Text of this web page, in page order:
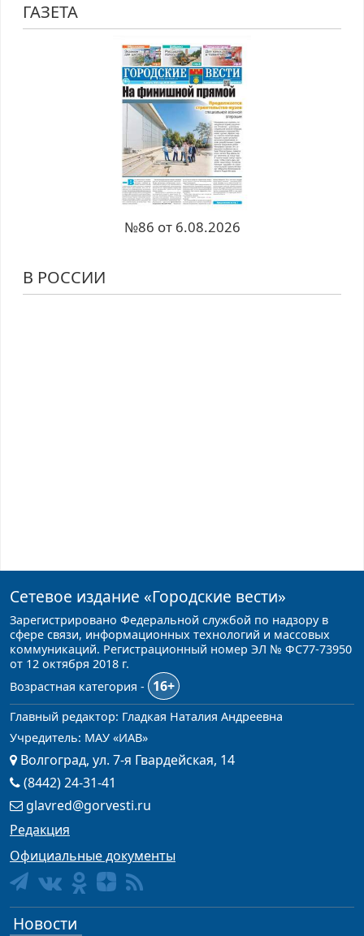
ГАЗЕТА
№86 от 6.08.2026
В РОССИИ
Сетевое издание «Городские вести»
Зарегистрировано Федеральной службой по надзору в
сфере связи, информационных технологий и массовых
коммуникаций. Регистрационный номер ЭЛ № ФС77-73950
от 12 октября 2018 г.
Возрастная категория -
16+
Главный редактор: Гладкая Наталия Андреевна
Учредитель: МАУ «ИАВ»
Волгоград, ул. 7-я Гвардейская, 14
(8442) 24-31-41
glavred@gorvesti.ru
Редакция
Официальные документы
Новости